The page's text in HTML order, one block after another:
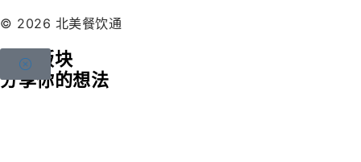
© 2026 北美餐饮通
选择版块
分享你的想法